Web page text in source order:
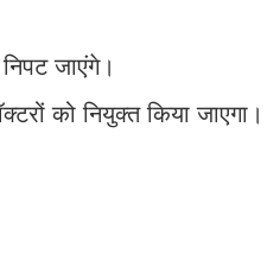
जाएंगे।
को नियुक्त किया जाएगा।